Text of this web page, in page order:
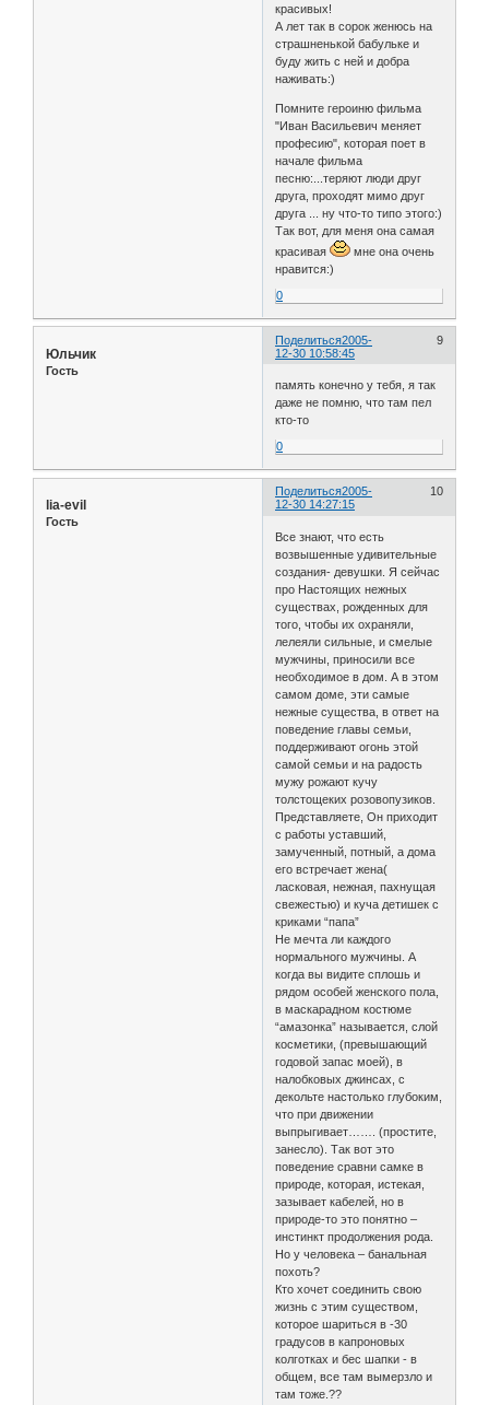
красивых!
А лет так в сорок женюсь на
страшненькой бабульке и
буду жить с ней и добра
наживать:)
Помните героиню фильма
"Иван Васильевич меняет
професию", которая поет в
начале фильма
песню:...теряют люди друг
друга, проходят мимо друг
друга ... ну что-то типо этого:)
Так вот, для меня она самая
красивая
мне она очень
нравится:)
0
Поделиться 9
2005-
12-30 10:58:45
Юльчик
Гость
память конечно у тебя, я так
даже не помню, что там пел
кто-то
0
Поделиться 10
2005-
12-30 14:27:15
lia-evil
Гость
Все знают, что есть
возвышенные удивительные
создания- девушки. Я сейчас
про Настоящих нежных
существах, рожденных для
того, чтобы их охраняли,
лелеяли сильные, и смелые
мужчины, приносили все
необходимое в дом. А в этом
самом доме, эти самые
нежные существа, в ответ на
поведение главы семьи,
поддерживают огонь этой
самой семьи и на радость
мужу рожают кучу
толстощеких розовопузиков.
Представляете, Он приходит
с работы уставший,
замученный, потный, а дома
его встречает жена(
ласковая, нежная, пахнущая
свежестью) и куча детишек с
криками “папа”
Не мечта ли каждого
нормального мужчины. А
когда вы видите сплошь и
рядом особей женского пола,
в маскарадном костюме
“амазонка” называется, слой
косметики, (превышающий
годовой запас моей), в
налобковых джинсах, с
декольте настолько глубоким,
что при движении
выпрыгивает……. (простите,
занесло). Так вот это
поведение сравни самке в
природе, которая, истекая,
зазывает кабелей, но в
природе-то это понятно –
инстинкт продолжения рода.
Но у человека – банальная
похоть?
Кто хочет соединить свою
жизнь с этим существом,
которое шариться в -30
градусов в капроновых
колготках и бес шапки - в
общем, все там вымерзло и
там тоже.??